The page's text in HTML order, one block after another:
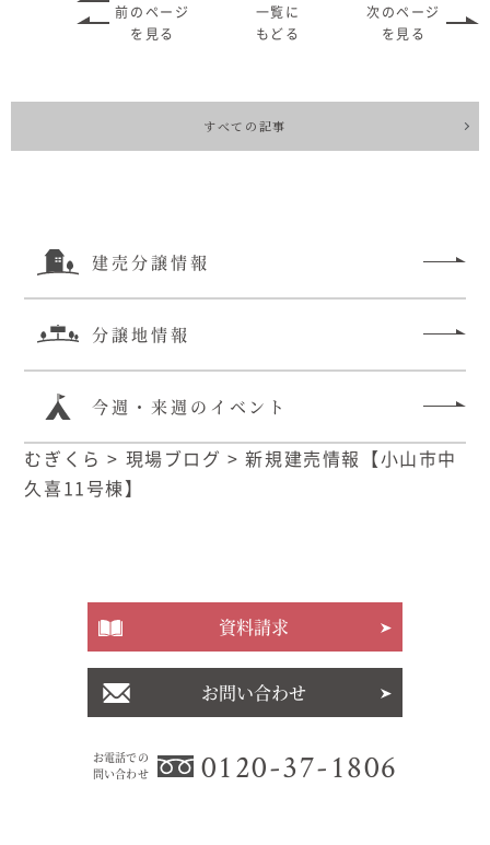
前のページ
を見る
一覧に
もどる
次のページ
を見る
すべての記事
建売分譲情報
分譲地情報
今週・来週のイベント
むぎくら > 現場ブログ >新規建売情報【小山市中
久喜11号棟】
お電話での
問い合わせ
0120-37-1806
資料請求
お問い合わせ